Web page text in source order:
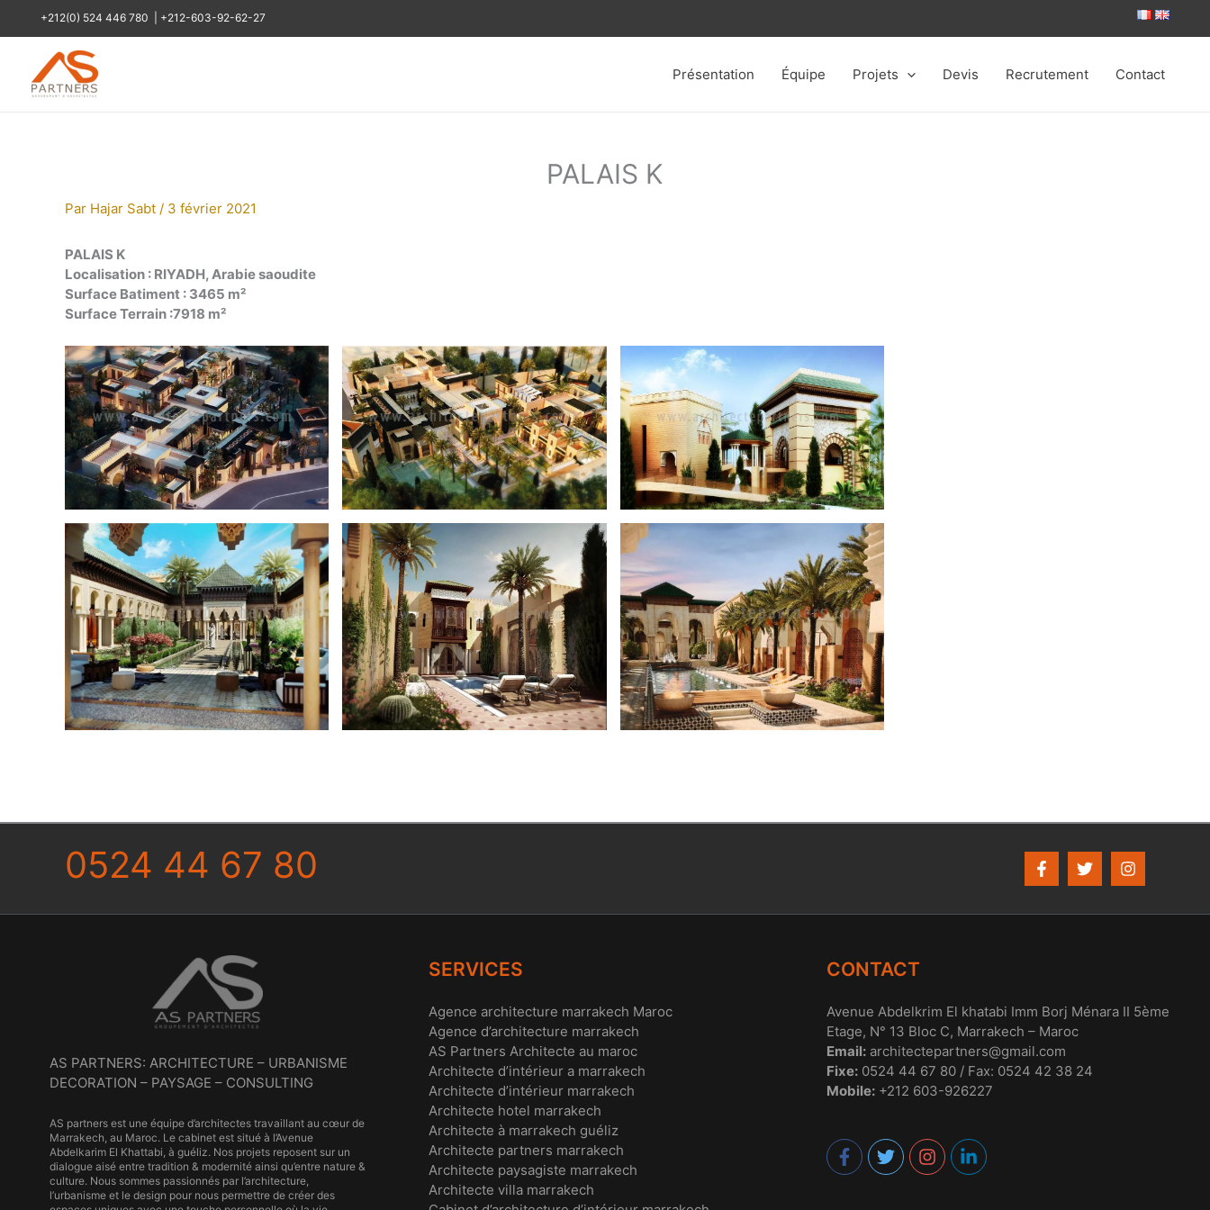
+212(0) 524 446 780 +212-603-92-62-27
Présentation Équipe Projets Devis Recrutement Contact
PALAIS K
Par Hajar Sabt / 3 février 2021
PALAIS K
Localisation : RIYADH, Arabie saoudite
Surface Batiment : 3465 m²
Surface Terrain :7918 m²
0524 44 67 80
AS PARTNERS: ARCHITECTURE – URBANISME
DECORATION – PAYSAGE – CONSULTING
AS partners est une équipe d’architectes travaillant au cœur de
Marrakech, au Maroc. Le cabinet est situé à l’Avenue
Abdelkarim El Khattabi, à guéliz. Nos projets reposent sur un
dialogue aisé entre tradition & modernité ainsi qu’entre nature &
culture. Nous sommes passionnés par l’architecture,
l’urbanisme et le design pour nous permettre de créer des
SERVICES
Agence architecture marrakech Maroc
Agence d’architecture marrakech
AS Partners Architecte au maroc
Architecte d’intérieur a marrakech
Architecte d’intérieur marrakech
Architecte hotel marrakech
Architecte à marrakech guéliz
Architecte partners marrakech
Architecte paysagiste marrakech
Architecte villa marrakech
CONTACT
Avenue Abdelkrim El khatabi Imm Borj Ménara II 5ème
Etage, N° 13 Bloc C, Marrakech – Maroc
Email:architectepartners@gmail.com
Fixe:0524 44 67 80 / Fax: 0524 42 38 24
Mobile:+212 603-926227